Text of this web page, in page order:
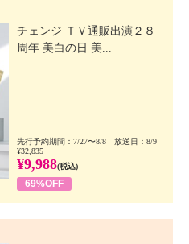
チェンジ ＴＶ通販出演２８
周年 美白の日 美...
先行予約期間：7/27〜8/8 放送日：8/9
¥32,835
¥9,988(税込)
69%OFF